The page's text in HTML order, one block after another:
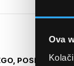
Ova
POSLOVNICA